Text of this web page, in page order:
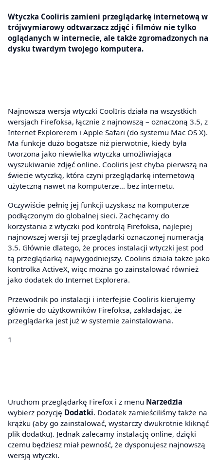
Wtyczka Cooliris zamieni przeglądarkę internetową w
trójwymiarowy odtwarzacz zdjęć i filmów nie tylko
oglądanych w internecie, ale także zgromadzonych na
dysku twardym twojego komputera.
Najnowsza wersja wtyczki CoolIris działa na wszystkich
wersjach Firefoksa, łącznie z najnowszą – oznaczoną 3.5, z
Internet Explorerem i Apple Safari (do systemu Mac OS X).
Ma funkcje dużo bogatsze niż pierwotnie, kiedy była
tworzona jako niewielka wtyczka umożliwiająca
wyszukiwanie zdjęć online. Cooliris jest chyba pierwszą na
świecie wtyczką, która czyni przeglądarkę internetową
użyteczną nawet na komputerze… bez internetu.
Oczywiście pełnię jej funkcji uzyskasz na komputerze
podłączonym do globalnej sieci. Zachęcamy do
korzystania z wtyczki pod kontrolą Firefoksa, najlepiej
najnowszej wersji tej przeglądarki oznaczonej numeracją
3.5. Głównie dlatego, że proces instalacji wtyczki jest pod
tą przeglądarką najwygodniejszy. Cooliris działa także jako
kontrolka ActiveX, więc można go zainstalować również
jako dodatek do Internet Explorera.
Przewodnik po instalacji i interfejsie Cooliris kierujemy
głównie do użytkowników Firefoksa, zakładając, że
przeglądarka jest już w systemie zainstalowana.
1
Uruchom przeglądarkę Firefox i z menu Narzedzia
wybierz pozycję Dodatki. Dodatek zamieściliśmy także na
krążku (aby go zainstalować, wystarczy dwukrotnie kliknąć
plik dodatku). Jednak zalecamy instalację online, dzięki
czemu będziesz miał pewność, że dysponujesz najnowszą
wersją wtyczki.